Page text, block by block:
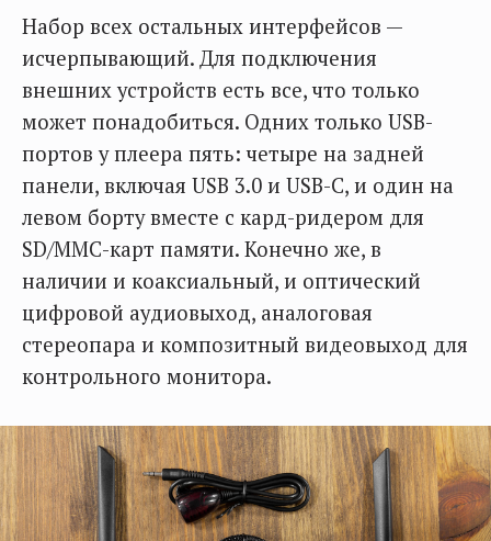
Набор всех остальных интерфейсов —
исчерпывающий. Для подключения
внешних устройств есть все, что только
может понадобиться. Одних только USB-
портов у плеера пять: четыре на задней
панели, включая USB 3.0 и USB-С, и один на
левом борту вместе с кард-ридером для
SD/MMC-карт памяти. Конечно же, в
наличии и коаксиальный, и оптический
цифровой аудиовыход, аналоговая
стереопара и композитный видеовыход для
контрольного монитора.